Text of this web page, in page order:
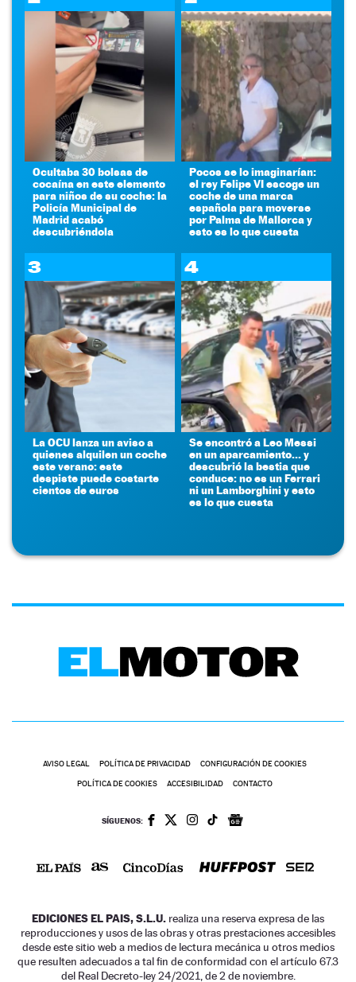
Ocultaba 30 bolsas de
cocaína en este elemento
para niños de su coche: la
Policía Municipal de
Madrid acabó
descubriéndola
Pocos se lo imaginarían:
el rey Felipe VI escoge un
coche de una marca
española para moverse
por Palma de Mallorca y
esto es lo que cuesta
3
La OCU lanza un aviso a
quienes alquilen un coche
este verano: este
despiste puede costarte
cientos de euros
4
Se encontró a Leo Messi
en un aparcamiento... y
descubrió la bestia que
conduce: no es un Ferrari
ni un Lamborghini y esto
es lo que cuesta
AVISO LEGAL POLÍTICA DE PRIVACIDAD CONFIGURACIÓN DE COOKIES
POLÍTICA DE COOKIES ACCESIBILIDAD CONTACTO
SÍGUENOS:
EDICIONES EL PAIS, S.L.U. realiza una reserva expresa de las
reproducciones y usos de las obras y otras prestaciones accesibles
desde este sitio web a medios de lectura mecánica u otros medios
que resulten adecuados a tal fin de conformidad con el artículo 67.3
del Real Decreto-ley 24/2021, de 2 de noviembre.